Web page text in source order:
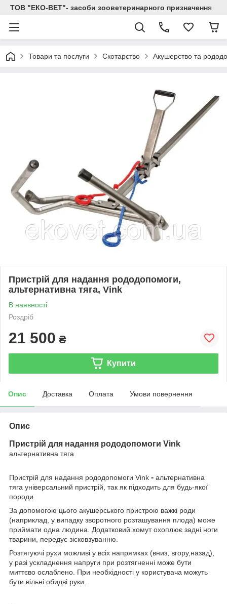
ТОВ "ЕКО-ВЕТ"- засоби зооветеринарного призначення
Товари та послуги Скотарство Акушерство та
Пристрій для надання рододопомоги,
альтернативна тяга, Vink
В наявності
Роздріб
21 500 ₴
Купити
Опис Доставка Оплата Умови повернення
Опис
Пристрій для надання рододопомоги Vink
альтернативна тяга
Пристрій для надання рододопомоги Vink - альтернативна
тяга універсальний пристрій, так як підходить для будь-якої
породи
За допомогою цього акушерського пристрою важкі роди
(наприклад, у випадку зворотного розташування плода) може
приймати одна людина. Додатковий хомут охоплює задні ноги
тварини, передує зісковзуванню.
Розтягуючі рухи можливі у всіх напрямках (вниз, вгору,назад),
у разі ускладнення напруги при розтягненні може бути
миттєво ослаблено. При необхідності у користувача можуть
бути вільні обидві руки.